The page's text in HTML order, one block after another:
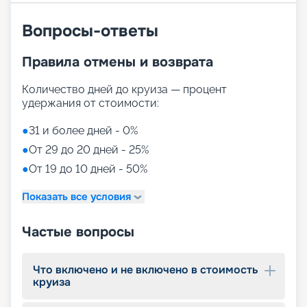
Вопросы-ответы
Правила отмены и возврата
Количество дней до круиза — процент
удержания от стоимости:
●31 и более дней - 0%
●От 29 до 20 дней - 25%
●От 19 до 10 дней - 50%
Показать все условия
Частые вопросы
Что включено и не включено в стоимость
круиза